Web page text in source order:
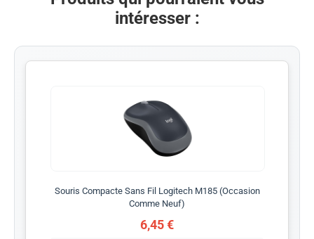
intéresser :
Souris Compacte Sans Fil Logitech M185 (Occasion
Comme Neuf)
6,45 €